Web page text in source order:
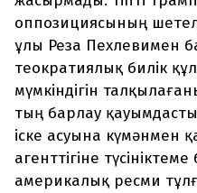
оппозициясының
ұлы Реза Пехлевимен
теократиялық билік
мүмкіндігін
тың барлау
іске асуына күмәнмен
агенттігіне
америкалық ресми